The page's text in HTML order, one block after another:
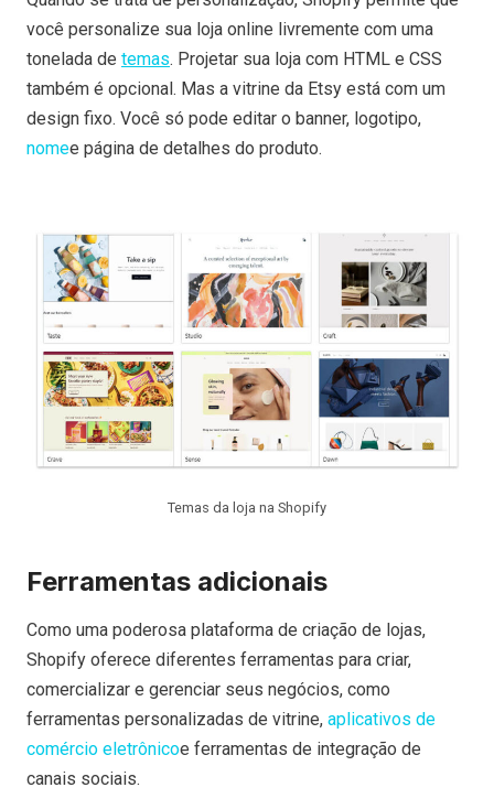
você personalize sua loja online livremente com uma
tonelada de temas. Projetar sua loja com HTML e CSS
também é opcional. Mas a vitrine da Etsy está com um
design fixo. Você só pode editar o banner, logotipo,
nomee página de detalhes do produto.
Temas da loja na Shopify
Ferramentas adicionais
Como uma poderosa plataforma de criação de lojas,
Shopify oferece diferentes ferramentas para criar,
comercializar e gerenciar seus negócios, como
ferramentas personalizadas de vitrine, aplicativos de
comércio eletrônicoe ferramentas de integração de
canais sociais.